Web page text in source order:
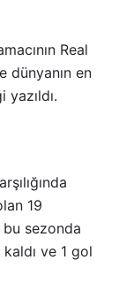
Real
dünyanın en
19
sezonda
ve 1 gol